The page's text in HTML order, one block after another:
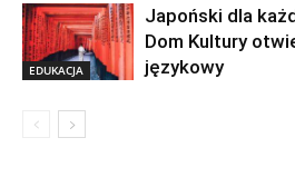
EDUKACJA
Japoński dla
Dom Kultury
językowy